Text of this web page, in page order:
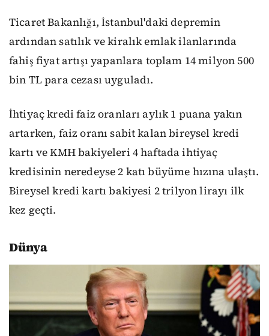
Ticaret Bakanlığı, İstanbul'daki depremin
ardından satılık ve kiralık emlak ilanlarında
fahiş fiyat artışı yapanlara toplam 14 milyon 500
bin TL para cezası uyguladı.
İhtiyaç kredi faiz oranları aylık 1 puana yakın
artarken, faiz oranı sabit kalan bireysel kredi
kartı ve KMH bakiyeleri 4 haftada ihtiyaç
kredisinin neredeyse 2 katı büyüme hızına ulaştı.
Bireysel kredi kartı bakiyesi 2 trilyon lirayı ilk
kez geçti.
Dünya